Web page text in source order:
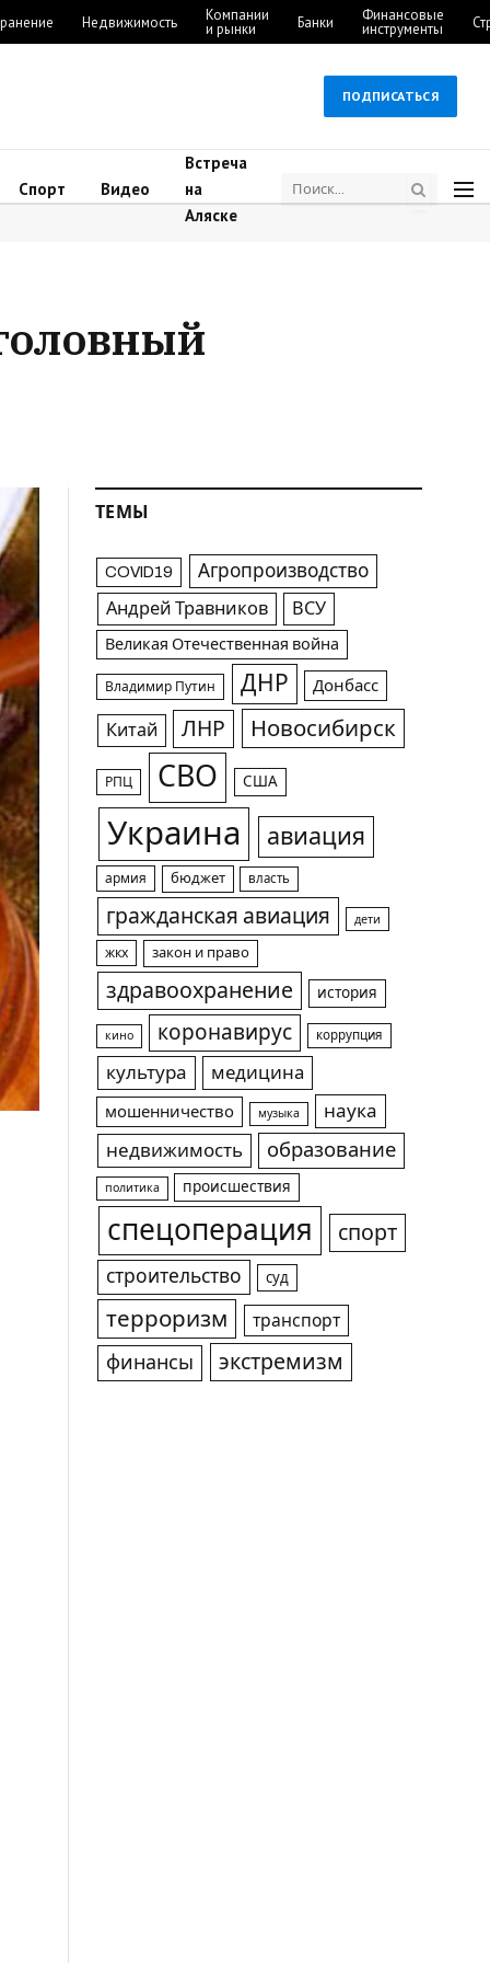
Недвижимость Компании
и рынки Банки Финансовые
инструменты
ПОДПИСАТЬСЯ
Спорт Видео
Встреча
на
Аляске
ТЕМЫ
COVID19 Агропроизводство
Андрей Травников ВСУ
Великая Отечественная война
Владимир Путин ДНР Донбасс
Китай ЛНР Новосибирск
РПЦ СВО США
Украина авиация
армия бюджет власть
гражданская авиация дети
жкх закон и право
здравоохранение история
кино коронавирус коррупция
культура медицина
мошенничество музыка
наука
недвижимость
образование
политика происшествия
спецоперация спорт
строительство суд
терроризм транспорт
финансы экстремизм